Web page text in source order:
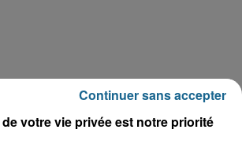
votre vie privée est notre priorité
Continuer sans accepter